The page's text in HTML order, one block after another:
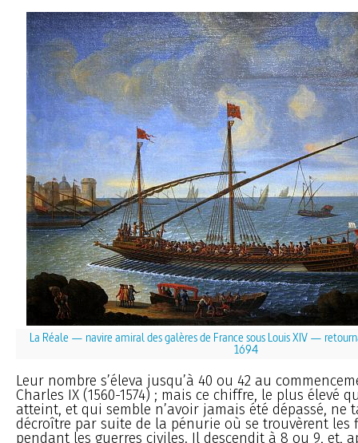
La Réale — navire amiral des galères de France sous Louis XIV —
1694
Leur nombre s’éleva jusqu’à 40 ou 42 au
Charles IX (1560-1574) ; mais ce chiffre, le plus élevé
atteint, et qui semble n’avoir jamais été dépassé, ne
décroître par suite de la pénurie où se trouvèrent les
pendant les guerres civiles. Il descendit à 8 ou 9, et,